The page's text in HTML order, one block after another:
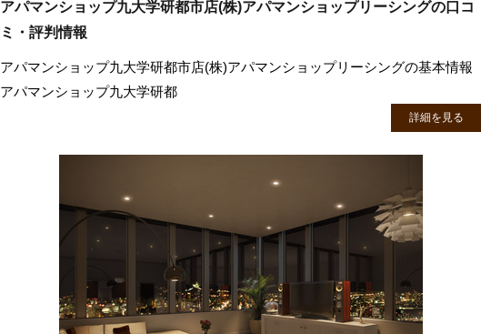
アパマンショップ九大学研都市店(株)アパマンショップリーシングの口コ
ミ・評判情報
アパマンショップ九大学研都市店(株)アパマンショップリーシングの基本情報
アパマンショップ九大学研都
詳細を見る